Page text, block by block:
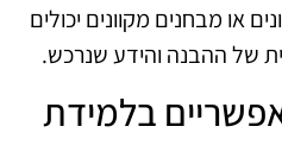
או מבחנים מקוונים יכולים
של ההבנה והידע שנרכש.
בלמידת